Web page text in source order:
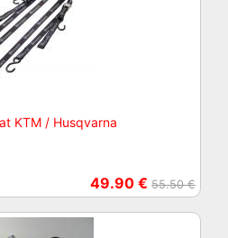
KTM / Husqvarna
49.90 € 55.50 €